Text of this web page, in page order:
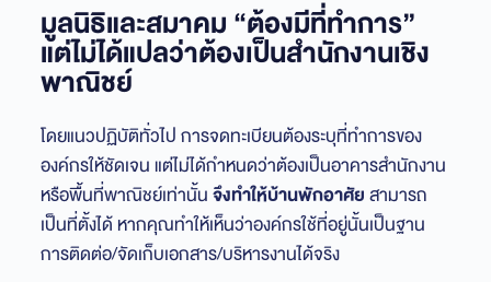
มูลนิธิและสมาคม “ต้องมีที่ทำการ”
แต่ไม่ได้แปลว่าต้องเป็นสำนักงานเชิง
พาณิชย์
โดยแนวปฏิบัติทั่วไป การจดทะเบียนต้องระบุที่ทำการของ
องค์กรให้ชัดเจน แต่ไม่ได้กำหนดว่าต้องเป็นอาคารสำนักงาน
หรือพื้นที่พาณิชย์เท่านั้นจึงทำให้บ้านพักอาศัยสามารถ
เป็นที่ตั้งได้ หากคุณทำให้เห็นว่าองค์กรใช้ที่อยู่นั้นเป็นฐาน
การติดต่อ/จัดเก็บเอกสาร/บริหารงานได้จริง